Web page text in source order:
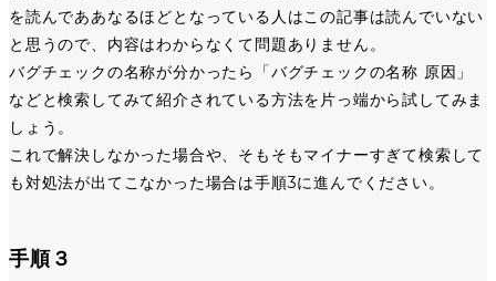
を読んでああなるほどとなっている人はこの記事は読んでいない
と思うので、内容はわからなくて問題ありません。
バグチェックの名称が分かったら「バグチェックの名称 原因」
などと検索してみて紹介されている方法を片っ端から試してみま
しょう。
これで解決しなかった場合や、そもそもマイナーすぎて検索して
も対処法が出てこなかった場合は手順3に進んでください。
手順３